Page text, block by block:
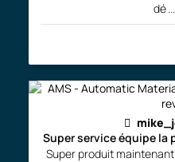
dé
Super service équipe la
Super produit